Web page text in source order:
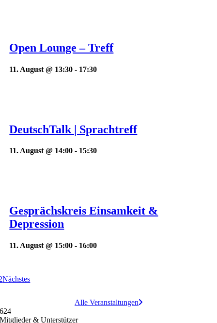
Open Lounge – Treff
11. August @ 13:30 - 17:30
DeutschTalk | Sprachtreff
11. August @ 14:00 - 15:30
Gesprächskreis Einsamkeit &
Depression
11. August @ 15:00 - 16:00
Nächstes
Alle Veranstaltungen
624
Mitglieder & Unterstützer